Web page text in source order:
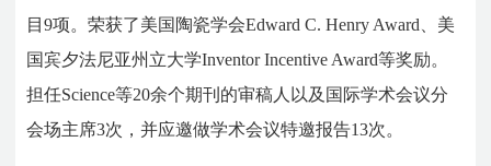
目9项。荣获了美国陶瓷学会Edward C. Henry Award、美
国宾夕法尼亚州立大学Inventor Incentive Award等奖励。
担任Science等20余个期刊的审稿人以及国际学术会议分
会场主席3次，并应邀做学术会议特邀报告13次。